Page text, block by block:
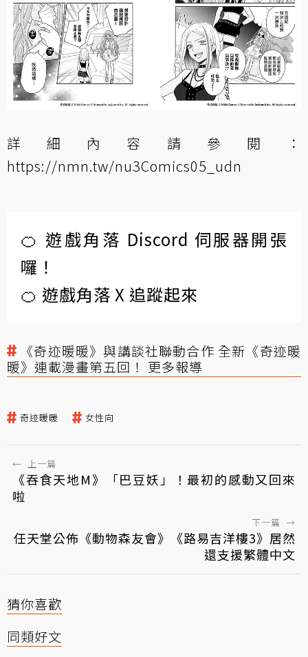
詳細內容請參閱：
https://nmn.tw/nu3Comics05_udn
🍊 遊戲角落 Discord 伺服器開張
囉！
🍊 遊戲角落 X 追蹤起來
《奇迹暖暖》與講談社聯動合作 全新《奇迹暖
暖》連載漫畫第五回！ 更多報導
奇迹暖暖 女性向
← 上一篇
《吞食天地M》「巴豆妖」！最初的感動又回來
啦
下一篇 →
任天堂公佈《動物森友會》《路易吉洋樓3》居然
還支援繁體中文
猜你喜歡
同類好文